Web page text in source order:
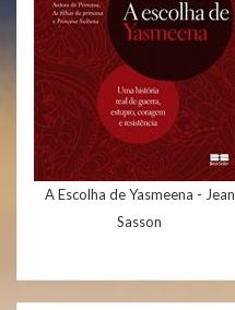
A Escolha de Yasmeena - Jean
Sasson